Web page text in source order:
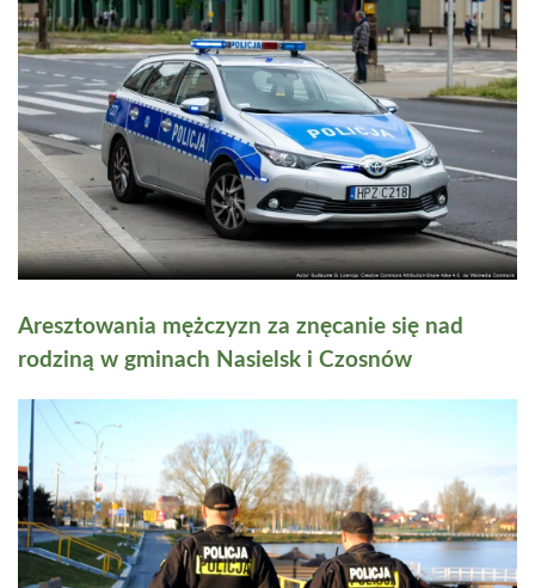
Aresztowania mężczyzn za znęcanie się nad
rodziną w gminach Nasielsk i Czosnów